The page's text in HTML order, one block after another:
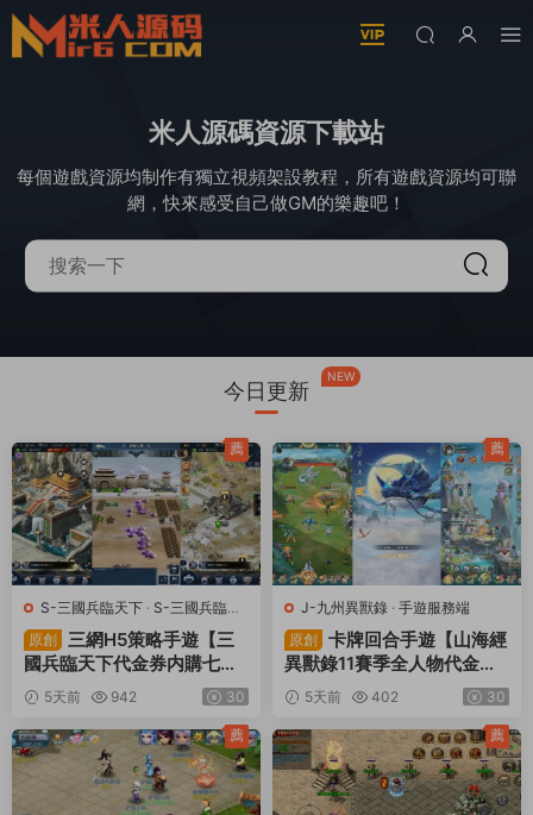
米人源碼資源下載站
每個遊戲資源均制作有獨立視頻架設教程，所有遊戲資源均可聯
網，快來感受自己做GM的樂趣吧！
今日更新
NEW
S-三國兵臨天下 · S-三國兵臨天
下· 手遊服務端·頁遊服務端
原創
三網H5策略手遊【三
國兵臨天下代金券内購七合
修複版】Linux手工服務端
+管理後台+GM授權後台
+簡易安卓客戶端+視頻架設
教程
5天前 942 30
薦
J-九州異獸錄 · 手遊服務端
原創
卡牌回合手遊【山海經
異獸錄11賽季全人物代金券
内購版】Win一鍵服務端+授
權GM後台+管理後台+熱更
修改工具+安卓+視頻架設教
程
5天前 402 30
薦
薦 薦